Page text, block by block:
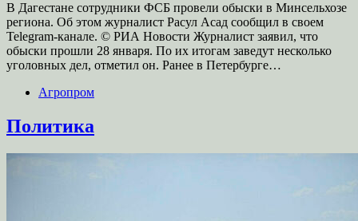
В Дагестане сотрудники ФСБ провели обыски в Минсельхозе
региона. Об этом журналист Расул Асад сообщил в своем
Telegram-канале. © РИА Новости Журналист заявил, что
обыски прошли 28 января. По их итогам заведут несколько
уголовных дел, отметил он. Ранее в Петербурге…
Агропром
Политика